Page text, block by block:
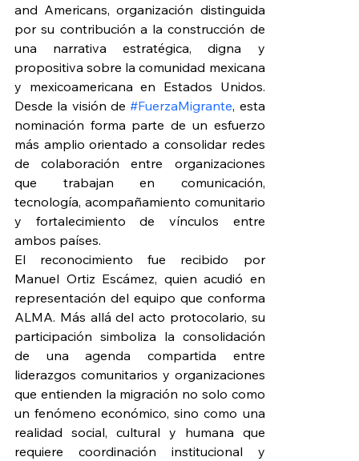
and Americans, organización distinguida
por su contribución a la construcción de
una narrativa estratégica, digna y
propositiva sobre la comunidad mexicana
y mexicoamericana en Estados Unidos.
Desde la visión de #FuerzaMigrante, esta
nominación forma parte de un esfuerzo
más amplio orientado a consolidar redes
de colaboración entre organizaciones
que trabajan en comunicación,
tecnología, acompañamiento comunitario
y fortalecimiento de vínculos entre
ambos países.
El reconocimiento fue recibido por
Manuel Ortiz Escámez, quien acudió en
representación del equipo que conforma
ALMA. Más allá del acto protocolario, su
participación simboliza la consolidación
de una agenda compartida entre
liderazgos comunitarios y organizaciones
que entienden la migración no solo como
un fenómeno económico, sino como una
realidad social, cultural y humana que
requiere coordinación institucional y